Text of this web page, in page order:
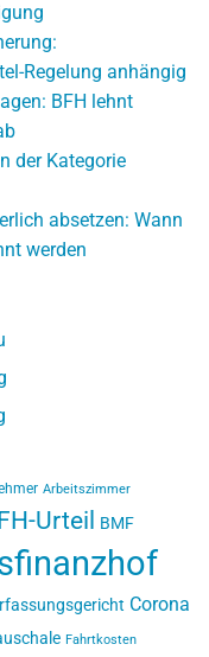
Regelung anhängig
BFH lehnt
der Kategorie
absetzen: Wann
werden
Arbeitszimmer
Urteil BMF
Corona
Fahrtkosten